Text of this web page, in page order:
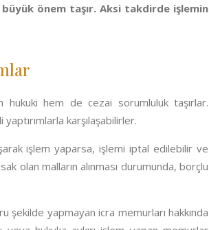
önem taşır. Aksi takdirde işlemin
hem de cezai sorumluluk taşırlar.
karşılaşabilirler.
işlem yaparsa, işlemi iptal edilebilir ve
olan malların alınması durumunda, borçlu
şekilde yapmayan icra memurları hakkında